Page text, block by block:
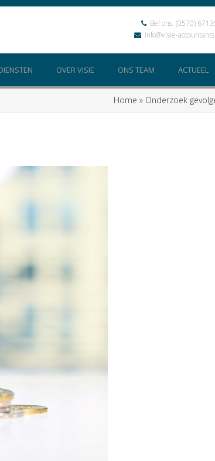
Bel ons: (0570)
info@visie-
OVER VISIE ONS TEAM ACTUEEL
Home » Onderzoek